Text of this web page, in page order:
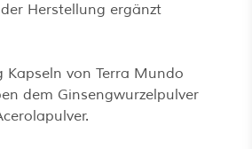
Herstellung ergänzt
Kapseln von Terra Mundo
dem Ginsengwurzelpulver